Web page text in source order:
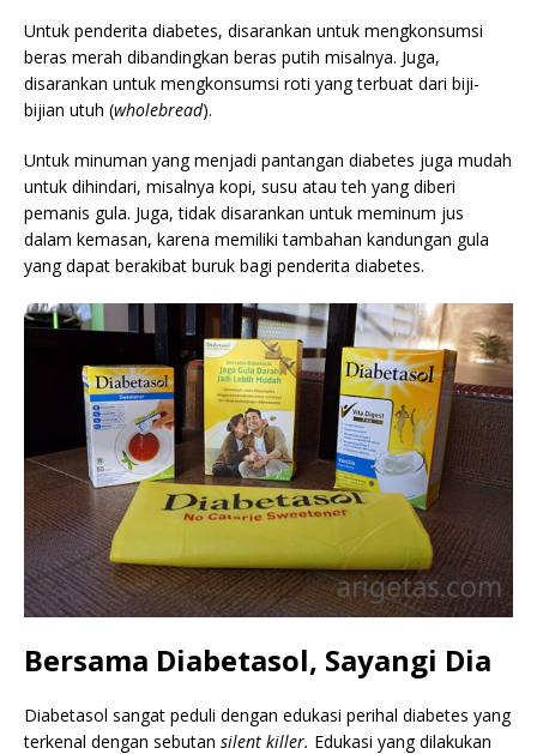
Untuk penderita diabetes, disarankan untuk mengkonsumsi
beras merah dibandingkan beras putih misalnya. Juga,
disarankan untuk mengkonsumsi roti yang terbuat dari biji-
bijian utuh (wholebread).
Untuk minuman yang menjadi pantangan diabetes juga mudah
untuk dihindari, misalnya kopi, susu atau teh yang diberi
pemanis gula. Juga, tidak disarankan untuk meminum jus
dalam kemasan, karena memiliki tambahan kandungan gula
yang dapat berakibat buruk bagi penderita diabetes.
Bersama Diabetasol, Sayangi Dia
Diabetasol sangat peduli dengan edukasi perihal diabetes yang
terkenal dengan sebutan silent killer. Edukasi yang dilakukan